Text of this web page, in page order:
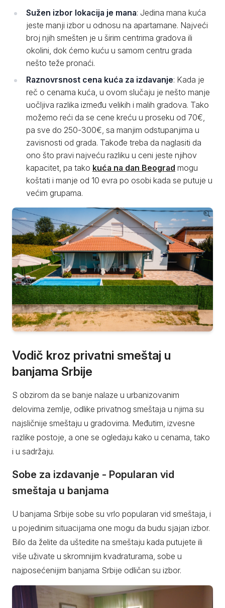
Sužen izbor lokacija je mana: Jedina mana kuća
jeste manji izbor u odnosu na apartamane. Najveći
broj njih smešten je u širim centrima gradova ili
okolini, dok ćemo kuću u samom centru grada
nešto teže pronaći.
Raznovrsnost cena kuća za izdavanje: Kada je
reč o cenama kuća, u ovom slučaju je nešto manje
uočljiva razlika između velikih i malih gradova. Tako
možemo reći da se cene kreću u proseku od 70€,
pa sve do 250-300€, sa manjim odstupanjima u
zavisnosti od grada. Takođe treba da naglasiti da
ono što pravi najveću razliku u ceni jeste njihov
kapacitet, pa tako kuća na dan Beograd mogu
koštati i manje od 10 evra po osobi kada se putuje u
većim grupama.
Vodič kroz privatni smeštaj u
banjama Srbije
S obzirom da se banje nalaze u urbanizovanim
delovima zemlje, odlike privatnog smeštaja u njima su
najsličnije smeštaju u gradovima. Međutim, izvesne
razlike postoje, a one se ogledaju kako u cenama, tako
i u sadržaju.
Sobe za izdavanje - Popularan vid
smeštaja u banjama
U banjama Srbije sobe su vrlo popularan vid smeštaja, i
u pojedinim situacijama one mogu da budu sjajan izbor.
Bilo da želite da uštedite na smeštaju kada putujete ili
više uživate u skromnijim kvadraturama, sobe u
najposećenijim banjama Srbije odličan su izbor.